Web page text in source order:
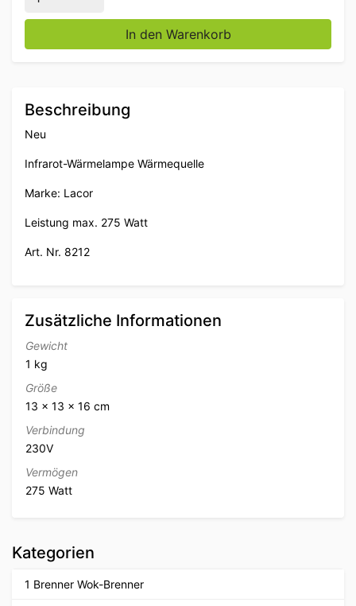
In den Warenkorb
Beschreibung
Neu
Infrarot-Wärmelampe Wärmequelle
Marke: Lacor
Leistung max. 275 Watt
Art. Nr. 8212
Zusätzliche Informationen
Gewicht
1 kg
Größe
13 × 13 × 16 cm
Verbindung
230V
Vermögen
275 Watt
Kategorien
1 Brenner Wok-Brenner